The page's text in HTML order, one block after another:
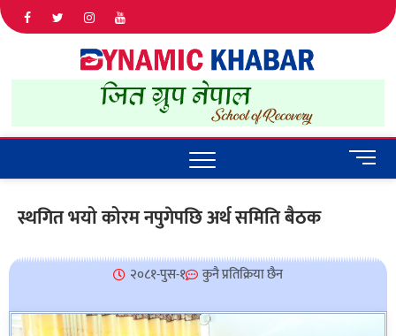
IN NEPAL
M
e
u
o
स्थगित भयो कोरम नपुगेपछि अर्थ समिति बैठक
२०८१-पुस-१ कुनै प्रतिक्रिया छैन